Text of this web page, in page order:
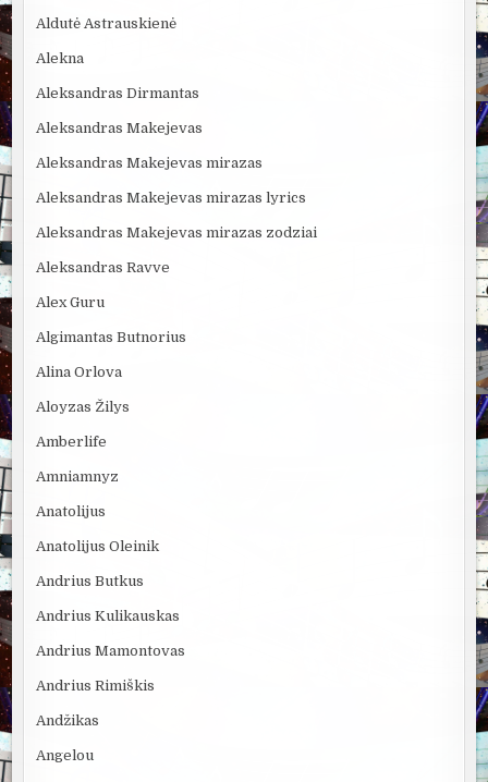
Aldutė Astrauskienė
Alekna
Aleksandras Dirmantas
Aleksandras Makejevas
Aleksandras Makejevas mirazas
Aleksandras Makejevas mirazas lyrics
Aleksandras Makejevas mirazas zodziai
Aleksandras Ravve
Alex Guru
Algimantas Butnorius
Alina Orlova
Aloyzas Žilys
Amberlife
Amniamnyz
Anatolijus
Anatolijus Oleinik
Andrius Butkus
Andrius Kulikauskas
Andrius Mamontovas
Andrius Rimiškis
Andžikas
Angelou